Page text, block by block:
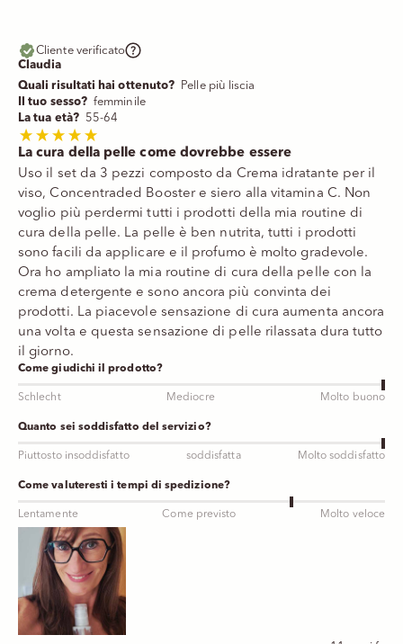
Cliente verificato
Claudia
Quali risultati hai ottenuto?
Pelle più liscia
Il tuo sesso? femminile
La tua età?
55-64
La cura della pelle come dovrebbe essere
Uso il set da 3 pezzi composto da Crema idratante per il
viso, Concentraded Booster e siero alla vitamina C. Non
voglio più perdermi tutti i prodotti della mia routine di
cura della pelle. La pelle è ben nutrita, tutti i prodotti
sono facili da applicare e il profumo è molto gradevole.
Ora ho ampliato la mia routine di cura della pelle con la
crema detergente e sono ancora più convinta dei
prodotti. La piacevole sensazione di cura aumenta ancora
una volta e questa sensazione di pelle rilassata dura tutto
il giorno.
Come giudichi il prodotto?
Schlecht Mediocre Molto buono
Quanto sei soddisfatto del servizio?
Piuttosto insoddisfatto soddisfatta Molto soddisfatto
Come valuteresti i tempi di spedizione?
Lentamente Come previsto Molto veloce